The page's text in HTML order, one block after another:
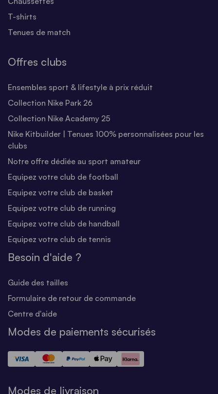
T-shirts
Tenues de match
Offres clubs
Ensembles sport & lifestyle à prix réduit
Collection Nike Park 26
Collection Nike Academy 25
Nike Kitbuilder | Tenues 100% personnalisées pour les
clubs
Notre offre dédiée au sport amateur
Equipez votre club de football
Equipez votre club de basket
Equipez votre club de running
Equipez votre club de handball
Equipez votre club de tennis
Besoin d'aide ?
Guide des tailles
Formulaire de retour de commande
Centre d'aide
Modes de paiements sécurisés
Modes de livraison